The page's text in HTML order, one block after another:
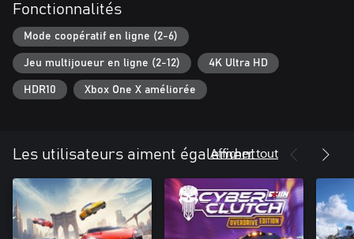
Fonctionnalités
Mode coopératif en ligne (2-6)
Jeu multijoueur en ligne (2-12) 4K Ultra HD
HDR10 Xbox One X améliorée
Les utilisateurs aiment également
Afficher tout